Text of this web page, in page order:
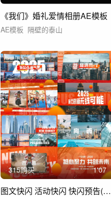
《我们》婚礼爱情相册AE模板
AE模板 隔壁的泰山
315购买 1'07
图文快闪 活动快闪 快闪预告(红色版本)